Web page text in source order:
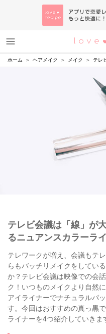
ホーム ヘアメイク メイク テレ
テレビ会議は「線」が
るニュアンスカラーラ
テレワークが増え、会議もテ
らもバッチリメイクをしてい
か？テレビ会議は映像での会
ク！いつものメイクより自然
アイライナーでナチュラルパ
す。今回はおすすめの真っ黒
ライナーを4つ紹介していきま